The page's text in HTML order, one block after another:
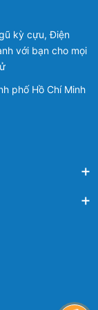
kỳ cựu, Điện
với bạn cho mọi
phố Hồ Chí Minh